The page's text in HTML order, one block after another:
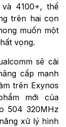
4100+, thế
trên hai con
muốn một
vọng.
sẽ cải
cấp mạnh
trên Exynos
mới của
504 320MHz
xử lý hình